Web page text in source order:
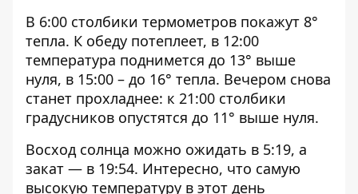
В 6:00 столбики термометров покажут 8°
тепла. К обеду потеплеет, в 12:00
температура поднимется до 13° выше
нуля, в 15:00 – до 16° тепла. Вечером снова
станет прохладнее: к 21:00 столбики
градусников опустятся до 11° выше нуля.
Восход солнца можно ожидать в 5:19, а
закат — в 19:54. Интересно, что самую
высокую температуру в этот день